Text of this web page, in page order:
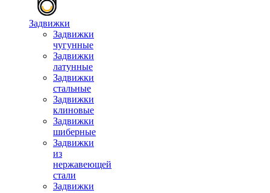
Задвижки
Задвижки
чугунные
Задвижки
латунные
Задвижки
стальные
Задвижки
клиновые
Задвижки
шиберные
Задвижки
из
нержавеющей
стали
Задвижки